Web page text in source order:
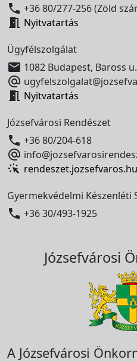
 +36 80/277-256 (Zöld
 Nyitvatartás
Ügyfélszolgálat
 1082 Budapest, Baross

 Nyitvatartás
Józsefvárosi Rendészet
 +36 80/204-618

rendeszet.jozsefvaros.hu
Gyermekvédelmi Készenléti
 +36 30/493-1925
Józsefvárosi
A Józsefvárosi